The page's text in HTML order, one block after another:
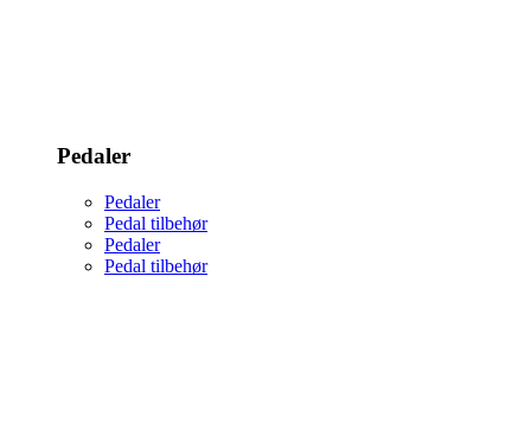
Pedaler
Pedaler
Pedal tilbehør
Pedaler
Pedal tilbehør